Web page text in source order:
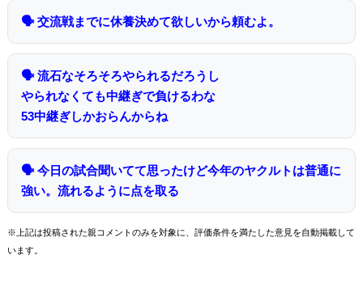
🗣 交流戦までに休養決めて欲しいから頼むよ。
🗣 流石なそろそろやられるだろうし
やられなくても中継ぎで負けるわな
53中継ぎしかおらんからね
🗣 今日の試合聞いてて思ったけど今年のヤクルトは普通に
強い。流れるように点を取る
※上記は投稿された親コメントのみを対象に、評価条件を満たした意見を自動掲載して
います。